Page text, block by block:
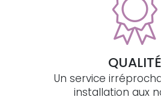
QUALITÉ
Un service
installation aux